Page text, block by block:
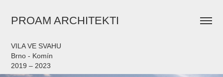
PROAM ARCHITEKTI
VILA VE SVAHU
Brno - Komín
2019 – 2023